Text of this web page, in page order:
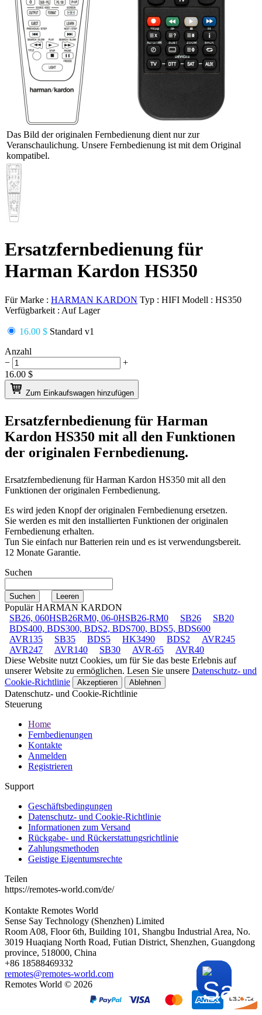
Das Bild der originalen Fernbedienung dient nur zur
Veranschaulichung. Unsere Fernbedienung ist mit dem Original
kompatibel.
Ersatzfernbedienung für
Harman Kardon HS350
Für Marke : HARMAN KARDON Typ : HIFI Modell : HS350
Verfügbarkeit : Auf Lager
16.00 $ Standard v1
Anzahl
−
+
16.00 $
Zum Einkaufswagen hinzufügen
Ersatzfernbedienung für Harman
Kardon HS350 mit all den Funktionen
der originalen Fernbedienung.
Ersatzfernbedienung fürHarman Kardon HS350 mit all den
Funktionen der originalen Fernbedienung.
Es wird jeden Knopf der originalen Fernbedienung ersetzen.
Sie werden es mit den installierten Funktionen der originalen
Fernbedienung erhalten.
Tun Sie einfach nur Batterien rein und es ist verwendungsbereit.
12 Monate Garantie.
Suchen
Populär HARMAN KARDON
SB26, 060HSB26RM0, 06-0HSB26-RM0
SB26
SB20
BDS400, BDS300, BDS2, BDS700, BDS5, BDS600
AVR135
SB35 BDS5 HK3490 BDS2
AVR245
AVR247
AVR140 SB30 AVR-65
AVR40
Diese Website nutzt Cookies, um für Sie das beste Erlebnis auf
unserer Website zu ermöglichen. Lesen Sie unsere Datenschutz- und
Cookie-Richtlinie
Akzeptieren Ablehnen
Datenschutz- und Cookie-Richtlinie
Steuerung
Home
Fernbedienungen
Kontakte
Anmelden
Registrieren
Support
Geschäftsbedingungen
Datenschutz- und Cookie-Richtlinie
Informationen zum Versand
Rückgabe- und Rückerstattungsrichtlinie
Zahlungsmethoden
Geistige Eigentumsrechte
Teilen
https://remotes-world.com/de/
Kontakte Remotes World
Sense Say Technology (Shenzhen) Limited
Room A08, Floor 6th, Building 101, Shangbu Industrial Area, No.
3019 Huaqiang North Road, Futian District, Shenzhen, Guangdong
province, 518000, China
+86 18588469332
remotes@remotes-world.com
Remotes World © 2026